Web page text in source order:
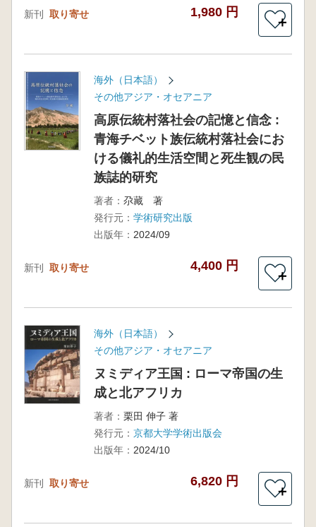
新刊 取り寄せ 1,980 円
＋
海外（日本語）
その他アジア・オセアニア
高原伝統村落社会の記憶と信念 :
青海チベット族伝統村落社会にお
ける儀礼的生活空間と死生観の民
族誌的研究
著者： 尕藏 著
発行元： 学術研究出版
出版年： 2024/09
新刊 取り寄せ 4,400 円
＋
海外（日本語）
その他アジア・オセアニア
ヌミディア王国 : ローマ帝国の生
成と北アフリカ
著者： 栗田 伸子 著
発行元： 京都大学学術出版会
出版年： 2024/10
新刊 取り寄せ 6,820 円
＋